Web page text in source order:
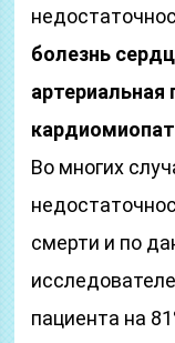
болезнь
артериальная
Во многих
смерти и по
пациента на